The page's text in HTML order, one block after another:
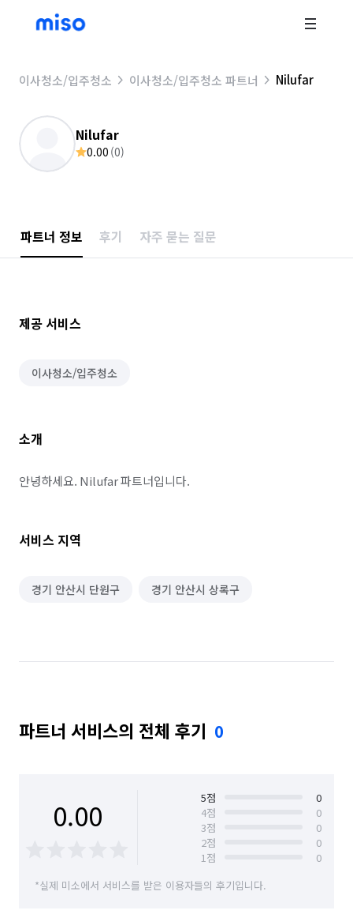
이사청소/입주청소 이사청소/입주청소 파트너 Nilufar
Nilufar
0.00 (0)
파트너 정보 후기 자주 묻는 질문
제공 서비스
이사청소/입주청소
소개
안녕하세요. Nilufar 파트너입니다.
서비스 지역
경기 안산시 단원구 경기 안산시 상록구
파트너 서비스의 전체 후기 0
0.00 5점
0
4점
0
3점
0
2점
0
1점
0
*실제 미소에서 서비스를 받은 이용자들의 후기입니다.